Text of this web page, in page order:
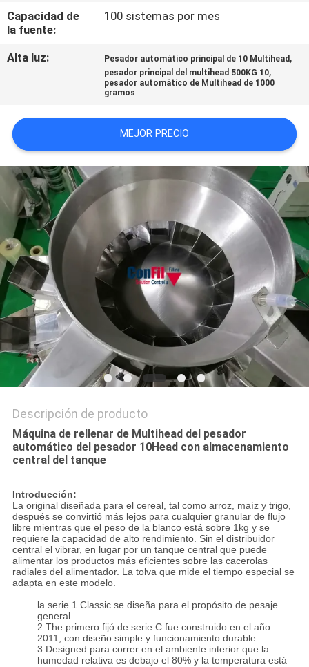
MAPA
DEL
PRIVACY
POLICY
Capacidad de
la fuente:
100 sistemas por mes
Alta luz: Pesador automático principal de 10 Multihead ,
pesador principal del multihead 500KG 10,
pesador automático de Multihead de 1000
gramos
MEJOR PRECIO
Descripción de producto
Máquina de rellenar de Multihead del pesador
automático del pesador 10Head con almacenamiento
central del tanque
Introducción:
La original diseñada para el cereal, tal como arroz, maíz y trigo,
después se convirtió más lejos para cualquier granular de flujo
libre mientras que el peso de la blanco está sobre 1kg y se
requiere la capacidad de alto rendimiento. Sin el distribuidor
central el vibrar, en lugar por un tanque central que puede
alimentar los productos más eficientes sobre las cacerolas
radiales del alimentador. La tolva que mide el tiempo especial se
adapta en este modelo.
la serie 1.Classic se diseña para el propósito de pesaje
general.
2.The primero fijó de serie C fue construido en el año
2011, con diseño simple y funcionamiento durable.
3.Designed para correr en el ambiente interior que la
humedad relativa es debajo el 80% y la temperatura está